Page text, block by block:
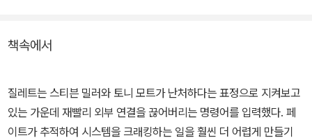
킹에 전문적인 지식이 필요하다는 판단 하에 해킹죄로 감금되어있는
진 질레트는 열정적으로 페이트의 컴퓨터 바이러스를 추적한다. 그즈
음 페이트는 수사반 안의 누군가를 살해하기에 이르고 수사는 더욱
숨 가쁘게 진행되는데…
책속에서
질레트는 스티븐 밀러와 토니 모트가 난처하다는 표정으로 지켜보고
있는 가운데 재빨리 외부 연결을 끊어버리는 명령어를 입력했다. 페
이트가 추적하여 시스템을 크래킹하는 일을 훨씬 더 어렵게 만들기